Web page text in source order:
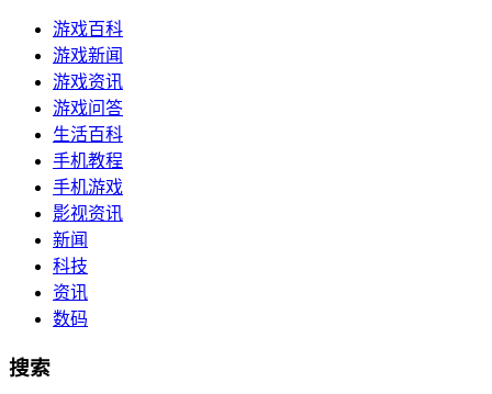
游戏百科
游戏新闻
游戏资讯
游戏问答
生活百科
手机教程
手机游戏
影视资讯
新闻
科技
资讯
数码
搜索